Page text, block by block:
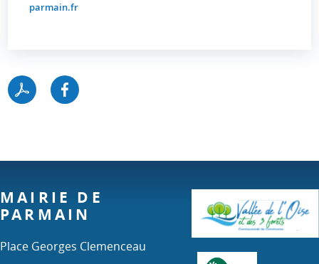
parmain.fr
MAIRIE DE
PARMAIN
Place Georges Clemenceau